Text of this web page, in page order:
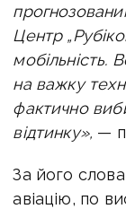
Центр
мобільність.
на важку
фактично
відтинку», —
За його
авіацію, по